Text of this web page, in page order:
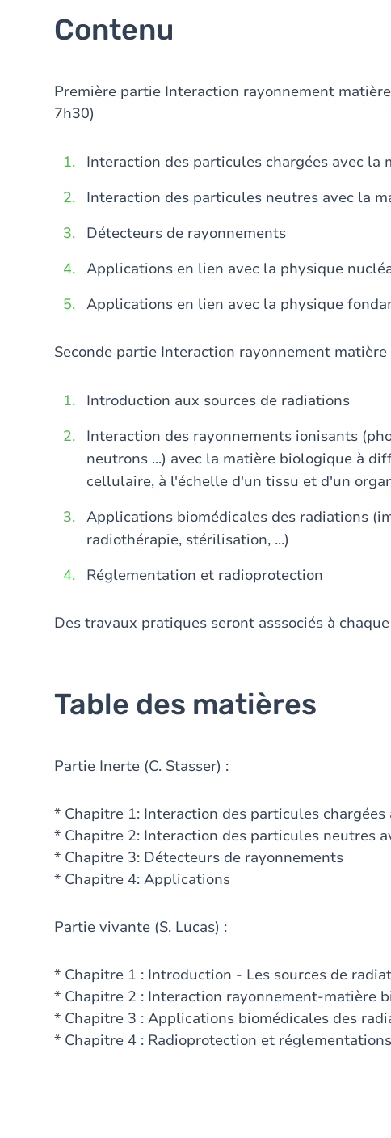
Contenu
Première partie Interaction rayonnement
7h30)
Interaction des particules chargées avec la
Interaction des particules neutres avec la
Détecteurs de rayonnements
Applications en lien avec la physique
Applications en lien avec la physique
Seconde partie Interaction rayonnement
Introduction aux sources de radiations
Interaction des rayonnements ionisants
neutrons ...) avec la matière biologique à
cellulaire, à l'échelle d'un tissu et d'un
Applications biomédicales des radiations
radiothérapie, stérilisation, ...)
Réglementation et radioprotection
Des travaux pratiques seront asssociés à
Table des matières
Partie Inerte (C. Stasser) :
* Chapitre 1: Interaction des particules chargées
* Chapitre 2: Interaction des particules neutres
* Chapitre 3: Détecteurs de rayonnements
* Chapitre 4: Applications
Partie vivante (S. Lucas) :
* Chapitre 1 : Introduction - Les sources de
* Chapitre 2 : Interaction rayonnement-matière
* Chapitre 3 : Applications biomédicales des
* Chapitre 4 : Radioprotection et réglementations